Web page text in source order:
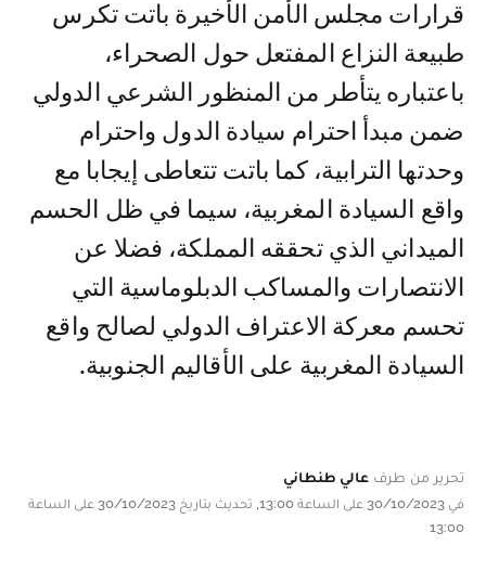
قرارات مجلس الأمن الأخيرة باتت تكرس
طبيعة النزاع المفتعل حول الصحراء،
باعتباره يتأطر من المنظور الشرعي الدولي
ضمن مبدأ احترام سيادة الدول واحترام
وحدتها الترابية، كما باتت تتعاطى إيجابا مع
واقع السيادة المغربية، سيما في ظل الحسم
الميداني الذي تحققه المملكة، فضلا عن
الانتصارات والمساكب الدبلوماسية التي
تحسم معركة الاعتراف الدولي لصالح واقع
السيادة المغربية على الأقاليم الجنوبية.
تحرير من طرف عالي طنطاني
في 30/10/2023 على الساعة 13:00, تحديث بتاريخ 30/10/2023 على الساعة
13:00